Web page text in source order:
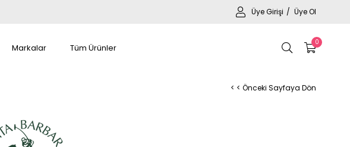
Üye Girişi Üye Ol
0
Markalar Tüm Ürünler
< < Önceki Sayfaya Dön